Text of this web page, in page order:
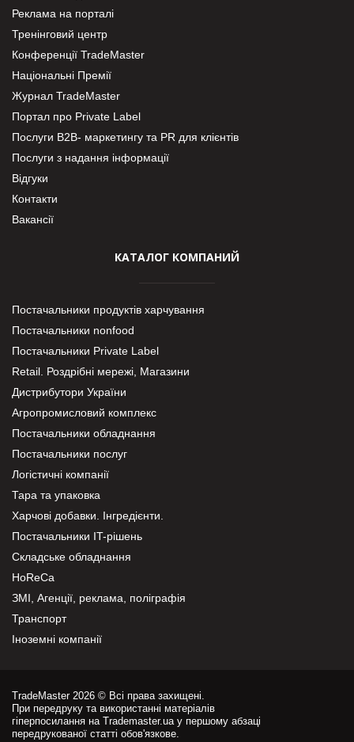
Реклама на порталі
Тренінговий центр
Конференції TradeMaster
Національні Премії
Журнал TradeMaster
Портал про Private Label
Послуги В2В- маркетингу та PR для клієнтів
Послуги з надання інформації
Відгуки
Контакти
Вакансії
КАТАЛОГ КОМПАНИЙ
Постачальники продуктів харчування
Постачальники nonfood
Постачальники Private Label
Retail. Роздрібні мережі, Магазини
Дистрибутори України
Агропромисловий комплекс
Постачальники обладнання
Постачальники послуг
Логістичні компанії
Тара та упаковка
Харчові добавки. Інгредієнти.
Постачальники IT-рішень
Складське обладнання
HoReCa
ЗМІ, Агенції, реклама, поліграфія
Транспорт
Іноземні компанії
TradeMaster 2026 © Всі права захищені.
При передруку та використанні матеріалів
гіперпосилання на Trademaster.ua у першому абзаці
передрукованої статті обов'язкове.